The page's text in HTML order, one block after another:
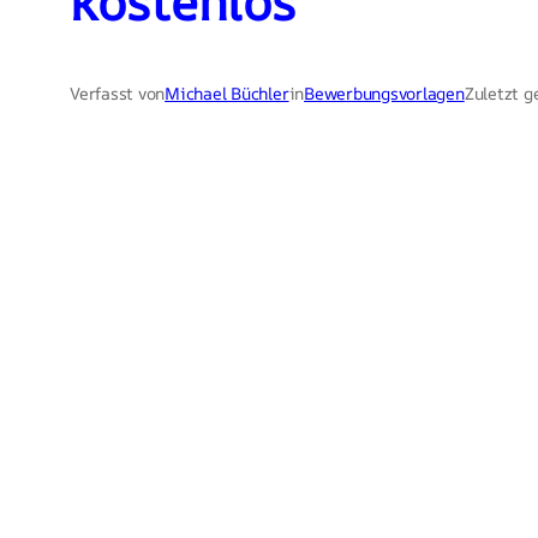
Verfasst vonMichael BüchlerinBewerbungsvorlagenZuletzt